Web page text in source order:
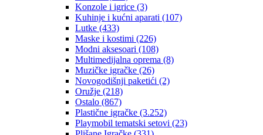
Konzole i igrice (3)
Kuhinje i kućni aparati (107)
Lutke (433)
Maske i kostimi (226)
Modni aksesoari (108)
Multimedijalna oprema (8)
Muzičke igračke (26)
Novogodišnji paketići (2)
Oružje (218)
Ostalo (867)
Plastične igračke (3.252)
Playmobil tematski setovi (23)